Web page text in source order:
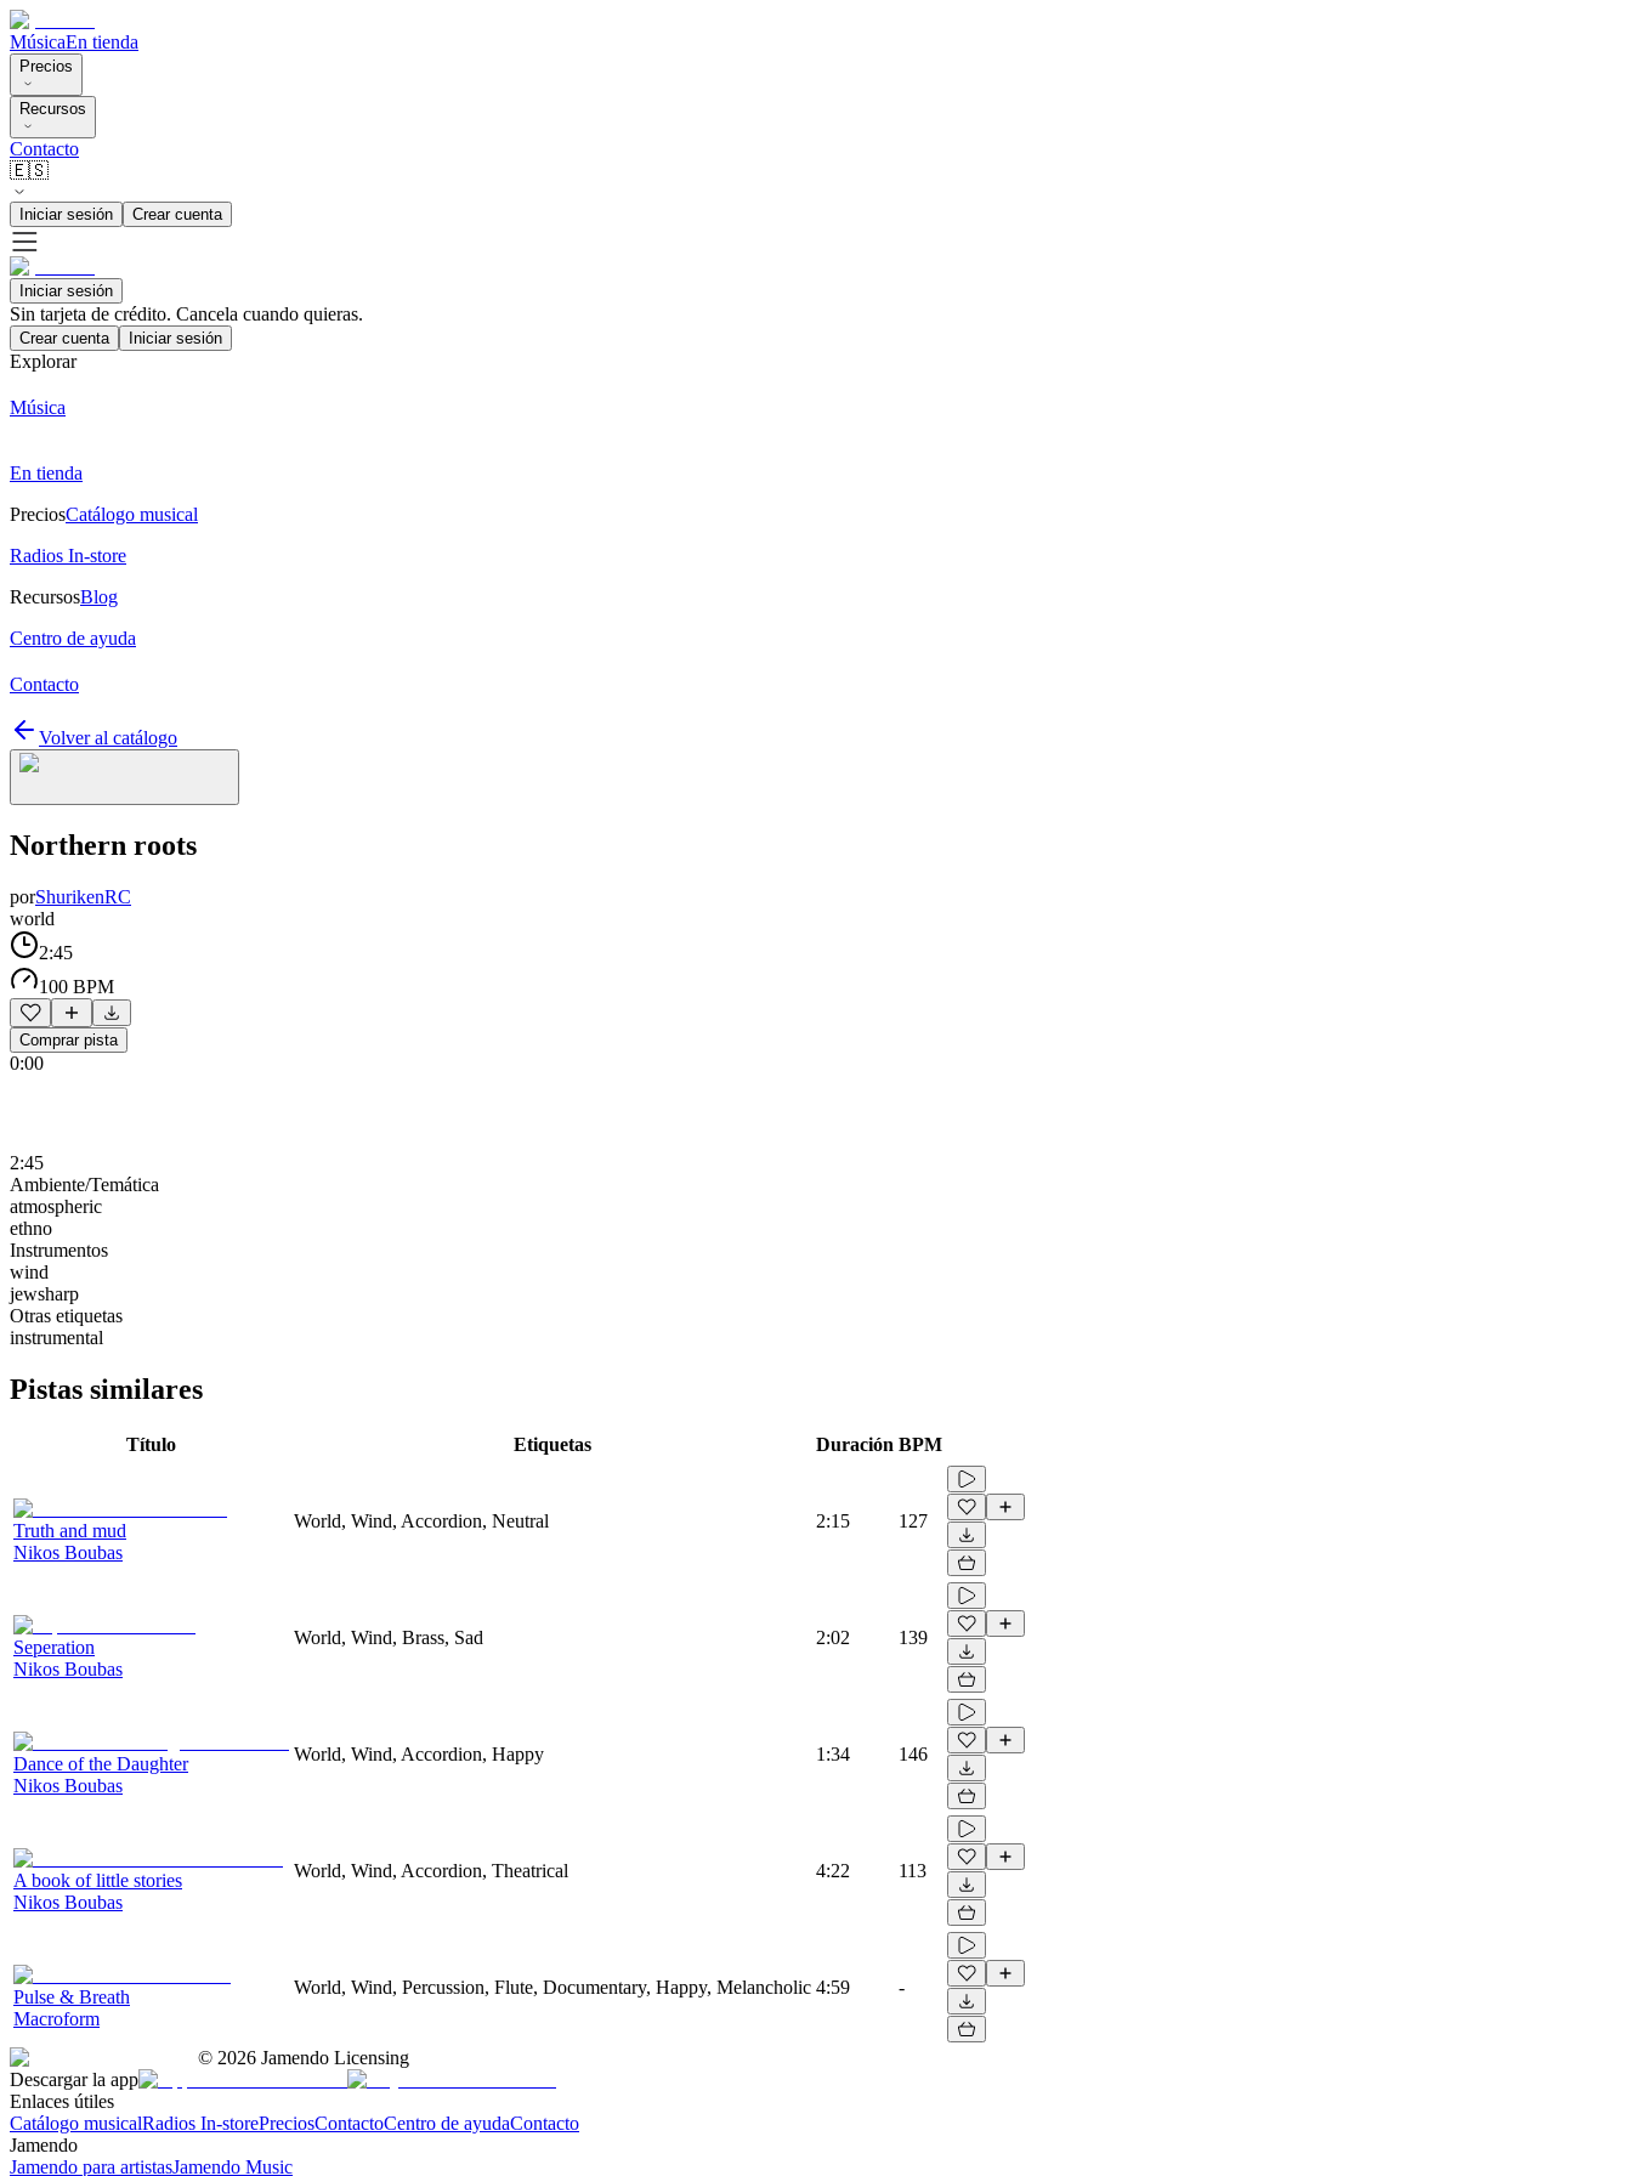
MúsicaEn tienda
Precios
Recursos
Contacto
🇪🇸
Iniciar sesión Crear cuenta
Iniciar sesión
Sin tarjeta de crédito. Cancela cuando quieras.
Crear cuenta Iniciar sesión
Explorar
Música
En tienda
PreciosCatálogo musical
Radios In-store
RecursosBlog
Centro de ayuda
Contacto
Volver al catálogo
Northern roots
porShurikenRC
world
2:45
100 BPM
Comprar pista
0:00
2:45
Ambiente/Temática
atmospheric
ethno
Instrumentos
wind
jewsharp
Otras etiquetas
instrumental
Pistas similares
Título Etiquetas Duración BPM
Truth and mud
Nikos Boubas
World, Wind, Accordion, Neutral 2:15 127
Seperation
Nikos Boubas
World, Wind, Brass, Sad 2:02 139
Dance of the Daughter
Nikos Boubas
World, Wind, Accordion, Happy 1:34 146
A book of little stories
Nikos Boubas
World, Wind, Accordion, Theatrical 4:22 113
Pulse & Breath
Macroform
World, Wind, Percussion, Flute, Documentary, Happy, Melancholic 4:59 -
© 2026 Jamendo Licensing
Descargar la app
Enlaces útiles
Catálogo musicalRadios In-storePreciosContactoCentro de ayudaContacto
Jamendo
Jamendo para artistasJamendo Music